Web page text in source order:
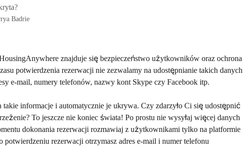
Badrie
znajduje się bezpieczeństwo użytkowników oraz ochrona
potwierdzenia rezerwacji nie zezwalamy na udostępnianie takich danych
e-mail, numery telefonów, nazwy kont Skype czy Facebook itp.
takie informacje i automatycznie je ukrywa. Czy zdarzyło Ci się udostępnić
To jeszcze nie koniec świata! Po prostu nie wysyłaj więcej danych
dokonania rezerwacji rozmawiaj z użytkownikami tylko na platformie
potwierdzeniu rezerwacji otrzymasz adres e-mail i numer telefonu